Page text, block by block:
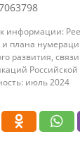
информации:
плана
развития,
июль 2024